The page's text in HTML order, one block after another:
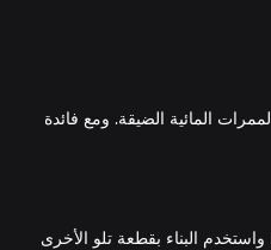
المائية الضيقة. ومع فائدة
أكثر من 40 عنصرًا مرئيًا جديدًا واستخدم البناء بقطعة تلو الأخرى